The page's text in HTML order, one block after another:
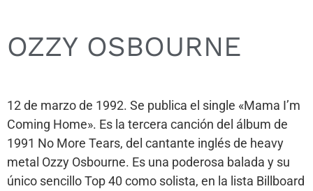
OZZY OSBOURNE
12 de marzo de 1992. Se publica el single «Mama I’m
Coming Home». Es la tercera canción del álbum de
1991 No More Tears, del cantante inglés de heavy
metal Ozzy Osbourne. Es una poderosa balada y su
único sencillo Top 40 como solista, en la lista Billboard